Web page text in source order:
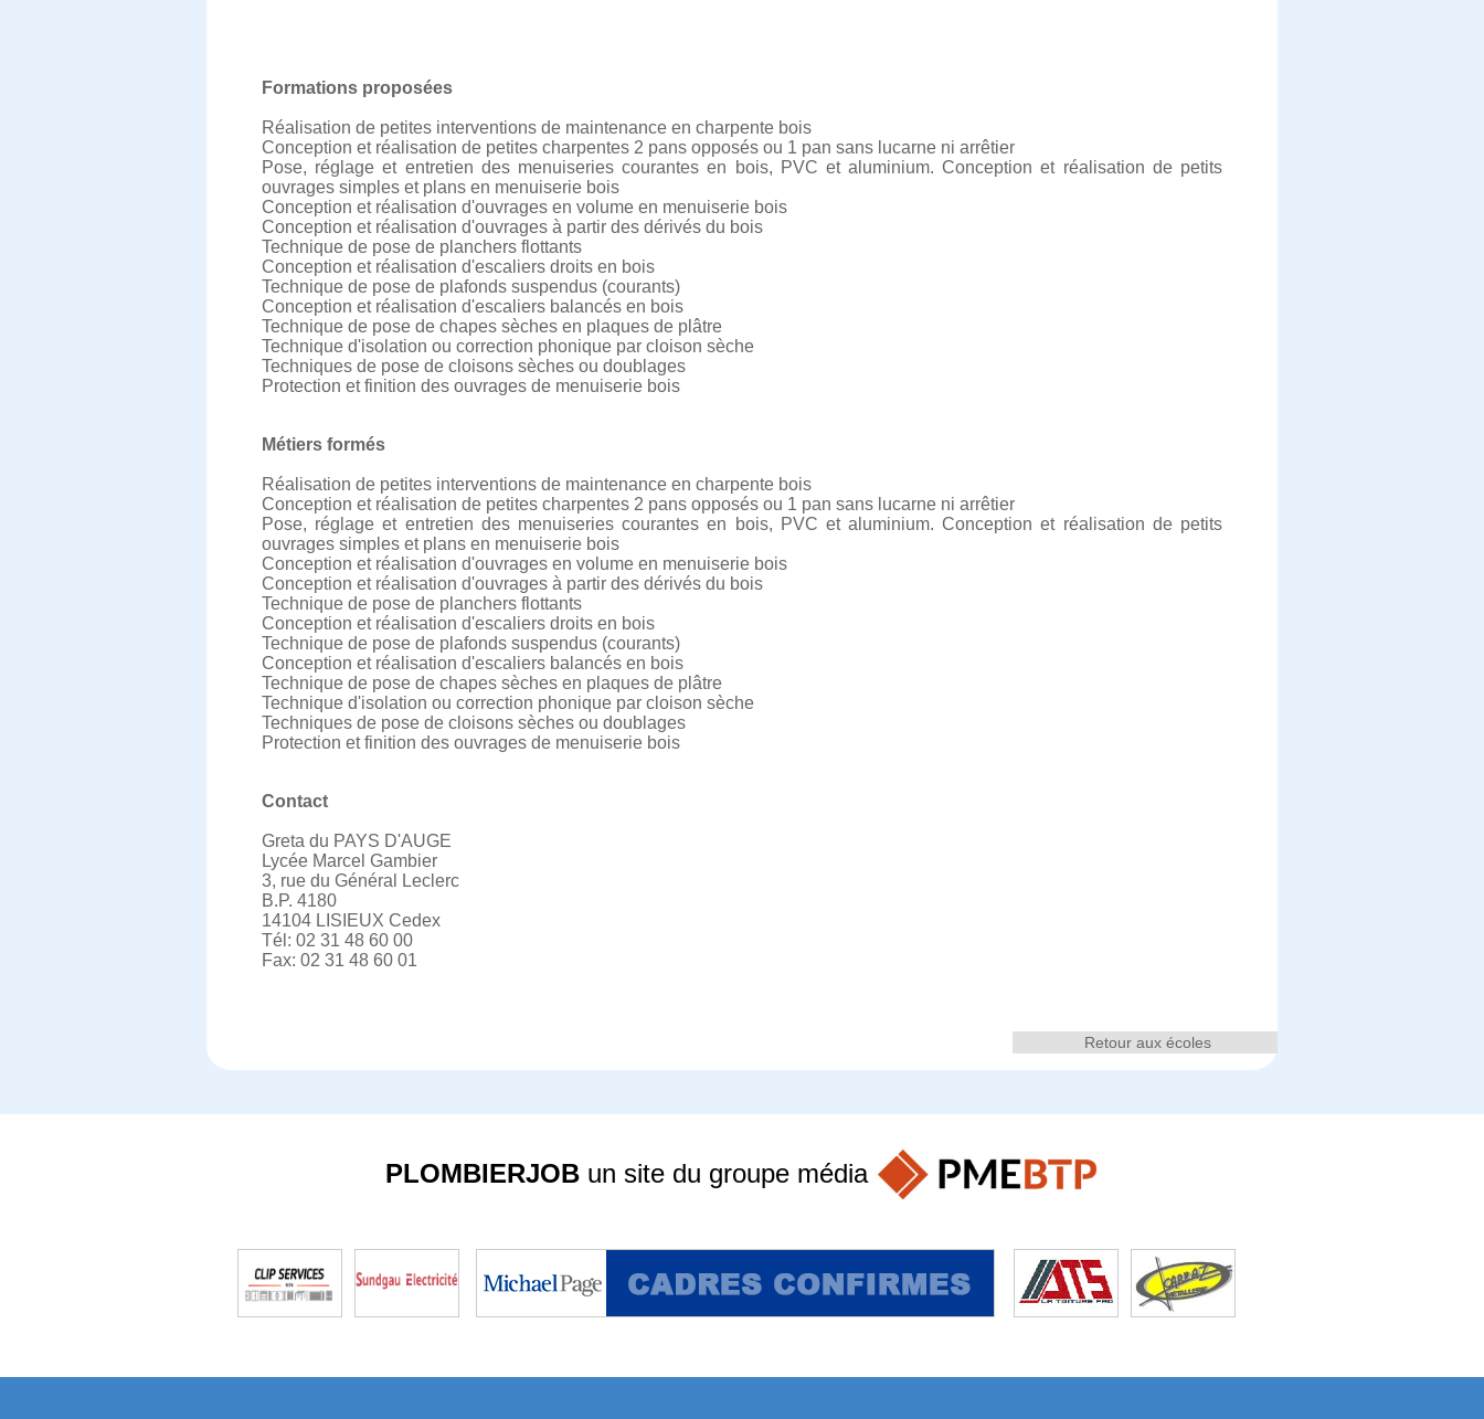
Formations proposées
Réalisation de petites interventions de maintenance en charpente bois
Conception et réalisation de petites charpentes 2 pans opposés ou 1 pan sans lucarne ni arrêtier
Pose, réglage et entretien des menuiseries courantes en bois, PVC et aluminium. Conception et réalisation de petits
ouvrages simples et plans en menuiserie bois
Conception et réalisation d'ouvrages en volume en menuiserie bois
Conception et réalisation d'ouvrages à partir des dérivés du bois
Technique de pose de planchers flottants
Conception et réalisation d'escaliers droits en bois
Technique de pose de plafonds suspendus (courants)
Conception et réalisation d'escaliers balancés en bois
Technique de pose de chapes sèches en plaques de plâtre
Technique d'isolation ou correction phonique par cloison sèche
Techniques de pose de cloisons sèches ou doublages
Protection et finition des ouvrages de menuiserie bois
Métiers formés
Réalisation de petites interventions de maintenance en charpente bois
Conception et réalisation de petites charpentes 2 pans opposés ou 1 pan sans lucarne ni arrêtier
Pose, réglage et entretien des menuiseries courantes en bois, PVC et aluminium. Conception et réalisation de petits
ouvrages simples et plans en menuiserie bois
Conception et réalisation d'ouvrages en volume en menuiserie bois
Conception et réalisation d'ouvrages à partir des dérivés du bois
Technique de pose de planchers flottants
Conception et réalisation d'escaliers droits en bois
Technique de pose de plafonds suspendus (courants)
Conception et réalisation d'escaliers balancés en bois
Technique de pose de chapes sèches en plaques de plâtre
Technique d'isolation ou correction phonique par cloison sèche
Techniques de pose de cloisons sèches ou doublages
Protection et finition des ouvrages de menuiserie bois
Contact
Greta du PAYS D'AUGE
Lycée Marcel Gambier
3, rue du Général Leclerc
B.P. 4180
14104 LISIEUX Cedex
Tél: 02 31 48 60 00
Fax: 02 31 48 60 01
Retour aux écoles
PLOMBIERJOBun site du groupe média